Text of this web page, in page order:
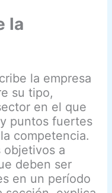
la
la empresa
su tipo,
en el que
puntos fuertes
competencia.
objetivos a
deben ser
en un período